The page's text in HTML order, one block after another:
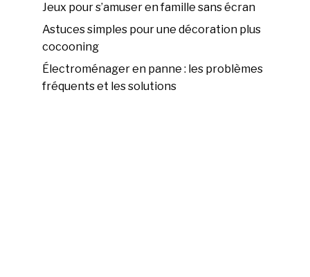
Jeux pour s’amuser en famille sans écran
Astuces simples pour une décoration plus
cocooning
Électroménager en panne : les problèmes
fréquents et les solutions